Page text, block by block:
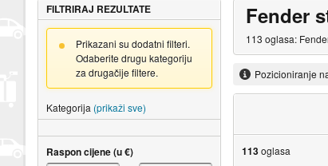
Fender
113 oglasa:
Pozicioniranje
113oglasa
FILTRIRAJ REZULTATE
Prikazani su dodatni filteri.
Odaberite drugu kategoriju
za drugačije filtere.
Kategorija (prikaži sve)
Raspon cijene (u €)